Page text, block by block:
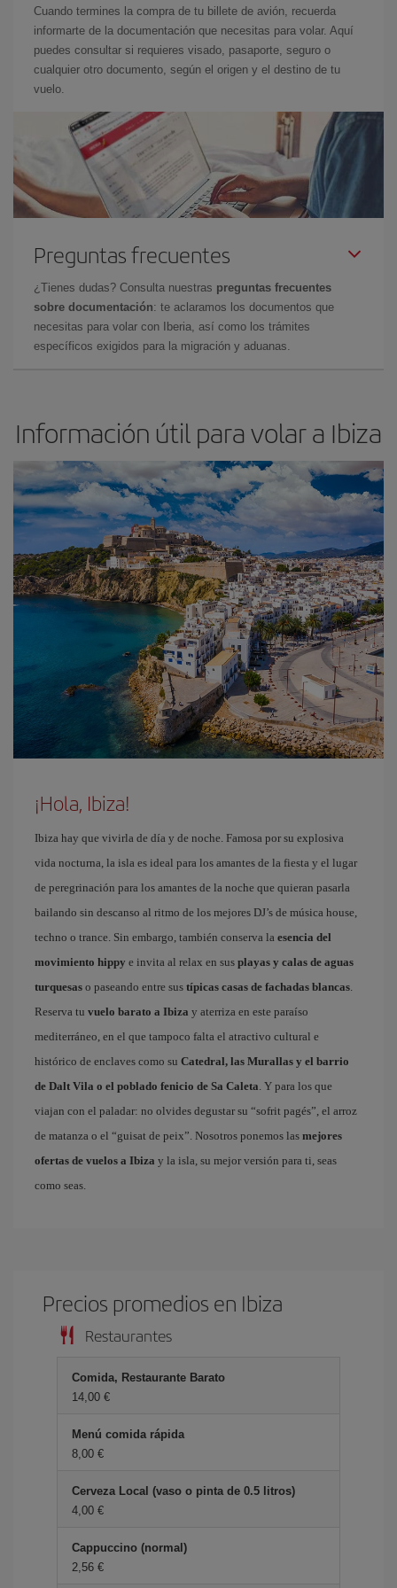
Cuando termines la compra de tu billete de avión, recuerda
informarte de la documentación que necesitas para volar. Aquí
puedes consultar si requieres visado, pasaporte, seguro o
cualquier otro documento, según el origen y el destino de tu
vuelo.
Preguntas frecuentes
¿Tienes dudas? Consulta nuestras preguntas frecuentes
sobre documentación: te aclaramos los documentos que
necesitas para volar con Iberia, así como los trámites
específicos exigidos para la migración y aduanas.
Información útil para volar a Ibiza
¡Hola, Ibiza!
Ibiza hay que vivirla de día y de noche. Famosa por su explosiva
vida nocturna, la isla es ideal para los amantes de la fiesta y el lugar
de peregrinación para los amantes de la noche que quieran pasarla
bailando sin descanso al ritmo de los mejores DJ’s de música house,
techno o trance. Sin embargo, también conserva la esencia del
movimiento hippy e invita al relax en sus playas y calas de aguas
turquesas o paseando entre sus típicas casas de fachadas blancas.
Reserva tu vuelo barato a Ibiza y aterriza en este paraíso
mediterráneo, en el que tampoco falta el atractivo cultural e
histórico de enclaves como su Catedral, las Murallas y el barrio
de Dalt Vila o el poblado fenicio de Sa Caleta. Y para los que
viajan con el paladar: no olvides degustar su “sofrit pagés”, el arroz
de matanza o el “guisat de peix”. Nosotros ponemos las mejores
ofertas de vuelos a Ibiza y la isla, su mejor versión para ti, seas
como seas.
Precios promedios en Ibiza
Restaurantes
Comida, Restaurante Barato
14,00 €
Menú comida rápida
8,00 €
Cerveza Local (vaso o pinta de 0.5 litros)
4,00 €
Cappuccino (normal)
2,56 €